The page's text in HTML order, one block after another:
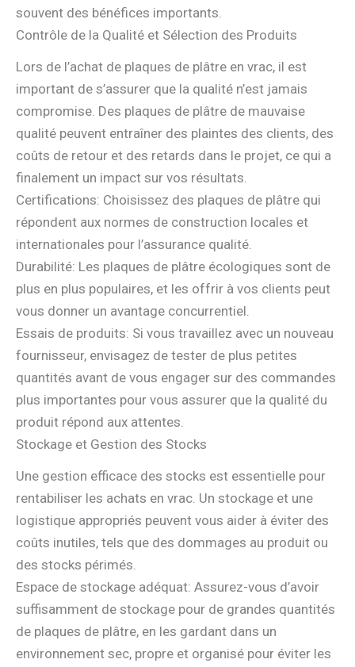
souvent des bénéfices importants.
Contrôle de la Qualité et Sélection des Produits
Lors de l’achat de plaques de plâtre en vrac, il est
important de s’assurer que la qualité n’est jamais
compromise. Des plaques de plâtre de mauvaise
qualité peuvent entraîner des plaintes des clients, des
coûts de retour et des retards dans le projet, ce qui a
finalement un impact sur vos résultats.
Certifications: Choisissez des plaques de plâtre qui
répondent aux normes de construction locales et
internationales pour l’assurance qualité.
Durabilité: Les plaques de plâtre écologiques sont de
plus en plus populaires, et les offrir à vos clients peut
vous donner un avantage concurrentiel.
Essais de produits: Si vous travaillez avec un nouveau
fournisseur, envisagez de tester de plus petites
quantités avant de vous engager sur des commandes
plus importantes pour vous assurer que la qualité du
produit répond aux attentes.
Stockage et Gestion des Stocks
Une gestion efficace des stocks est essentielle pour
rentabiliser les achats en vrac. Un stockage et une
logistique appropriés peuvent vous aider à éviter des
coûts inutiles, tels que des dommages au produit ou
des stocks périmés.
Espace de stockage adéquat: Assurez-vous d’avoir
suffisamment de stockage pour de grandes quantités
de plaques de plâtre, en les gardant dans un
environnement sec, propre et organisé pour éviter les